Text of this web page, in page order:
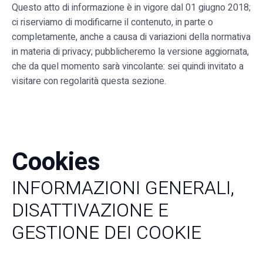
Questo atto di informazione è in vigore dal 01 giugno 2018;
ci riserviamo di modificarne il contenuto, in parte o
completamente, anche a causa di variazioni della normativa
in materia di privacy; pubblicheremo la versione aggiornata,
che da quel momento sarà vincolante: sei quindi invitato a
visitare con regolarità questa sezione.
Cookies
INFORMAZIONI GENERALI,
DISATTIVAZIONE E
GESTIONE DEI COOKIE